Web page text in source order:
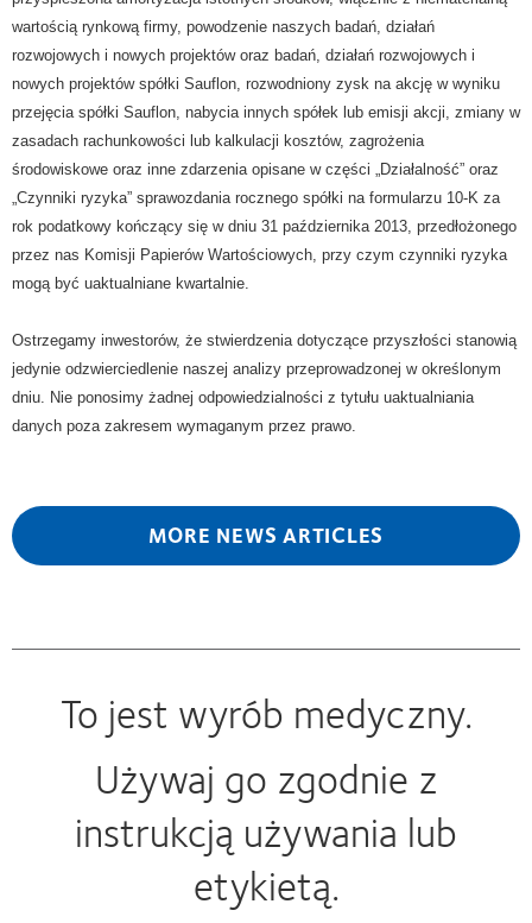
wartością rynkową firmy, powodzenie naszych badań, działań
rozwojowych i nowych projektów oraz badań, działań rozwojowych i
nowych projektów spółki Sauflon, rozwodniony zysk na akcję w wyniku
przejęcia spółki Sauflon, nabycia innych spółek lub emisji akcji, zmiany w
zasadach rachunkowości lub kalkulacji kosztów, zagrożenia
środowiskowe oraz inne zdarzenia opisane w części „Działalność” oraz
„Czynniki ryzyka” sprawozdania rocznego spółki na formularzu 10-K za
rok podatkowy kończący się w dniu 31 października 2013, przedłożonego
przez nas Komisji Papierów Wartościowych, przy czym czynniki ryzyka
mogą być uaktualniane kwartalnie.
Ostrzegamy inwestorów, że stwierdzenia dotyczące przyszłości stanowią
jedynie odzwierciedlenie naszej analizy przeprowadzonej w określonym
dniu. Nie ponosimy żadnej odpowiedzialności z tytułu uaktualniania
danych poza zakresem wymaganym przez prawo.
MORE NEWS ARTICLES
To jest wyrób medyczny.
Używaj go zgodnie z
instrukcją używania lub
etykietą.